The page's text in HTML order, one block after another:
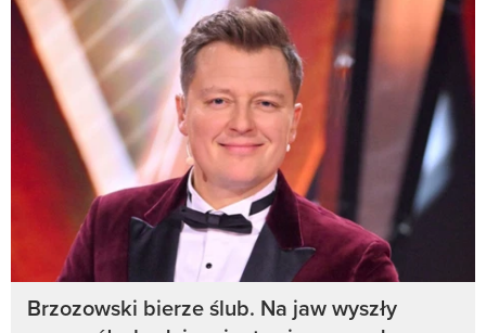
Brzozowski bierze ślub. Na jaw wyszły